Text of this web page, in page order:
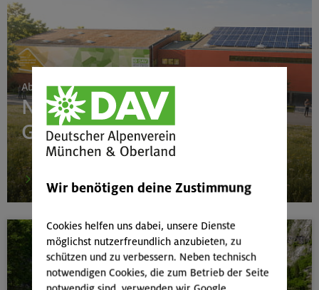
Ab 24. Juni 2026
Neubau Boulderhalle
Gilching
mehr
Wir benötigen deine Zustimmung
Cookies helfen uns dabei, unsere Dienste
möglichst nutzerfreundlich anzubieten, zu
schützen und zu verbessern. Neben technisch
notwendigen Cookies, die zum Betrieb der Seite